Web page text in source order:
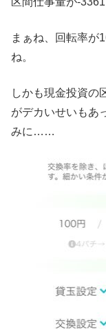
まぁね、回転率が
ね。
しかも現金投資の
がデカいせいもあ
みに……